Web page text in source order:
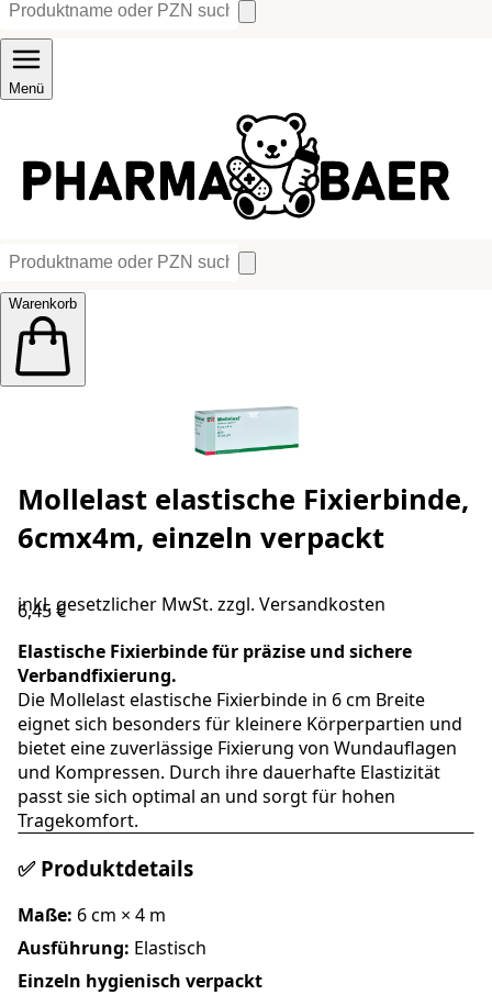
Menü
Warenkorb
Mollelast elastische Fixierbinde,
6cmx4m, einzeln verpackt
inkl. gesetzlicher MwSt. zzgl. Versandkosten
6,45 €
Elastische Fixierbinde für präzise und sichere
Verbandfixierung.
Die Mollelast elastische Fixierbinde in 6 cm Breite
eignet sich besonders für kleinere Körperpartien und
bietet eine zuverlässige Fixierung von Wundauflagen
und Kompressen. Durch ihre dauerhafte Elastizität
passt sie sich optimal an und sorgt für hohen
Tragekomfort.
✅ Produktdetails
Maße: 6 cm × 4 m
Ausführung: Elastisch
Einzeln hygienisch verpackt